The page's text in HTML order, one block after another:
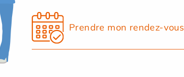
Prendre mon rendez-vous